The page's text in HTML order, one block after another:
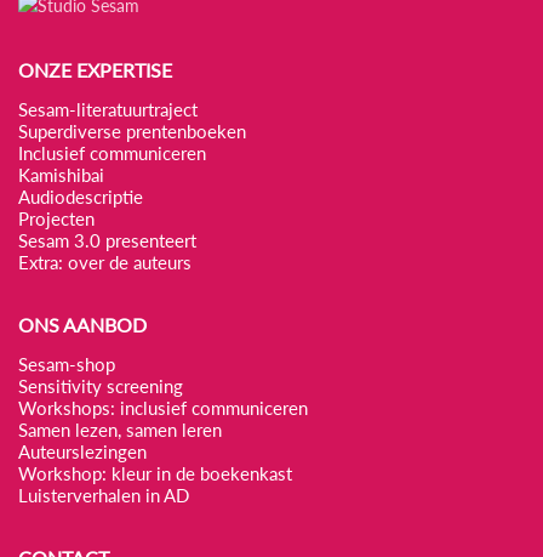
ONZE EXPERTISE
Sesam-literatuurtraject
Superdiverse prentenboeken
Inclusief communiceren
Kamishibai
Audiodescriptie
Projecten
Sesam 3.0 presenteert
Extra: over de auteurs
ONS AANBOD
Sesam-shop
Sensitivity screening
Workshops: inclusief communiceren
Samen lezen, samen leren
Auteurslezingen
Workshop: kleur in de boekenkast
Luisterverhalen in AD